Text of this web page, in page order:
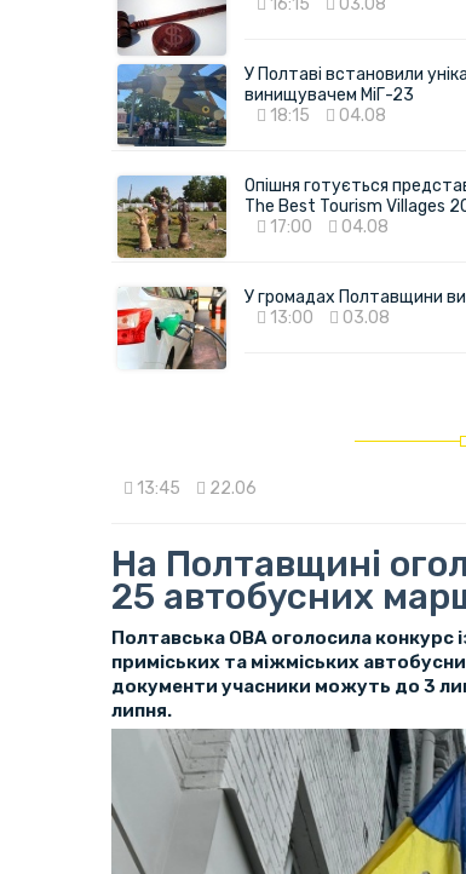
У Полтаві встановили
винищувачем МіГ-23
18:15
04.08
Опішня готується
The Best Tourism Villages
17:00
04.08
У громадах Полтавщини
13:00
03.08
13:45 22.06
На Полтавщині
25 автобусних
Полтавська ОВА оголосила конкурс
приміських та міжміських
документи учасники можуть до 3
липня.